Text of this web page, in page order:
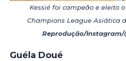
Kessié foi campeão e eleito
Champions League Asiática
Reprodução/Instagram/
Guéla Doué